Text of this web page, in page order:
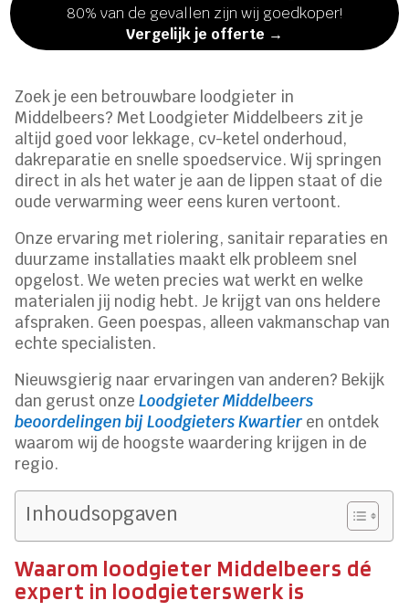
80% van de gevallen zijn wij goedkoper!
Vergelijk je offerte →
Zoek je een betrouwbare loodgieter in
Middelbeers? Met Loodgieter Middelbeers zit je
altijd goed voor lekkage, cv-ketel onderhoud,
dakreparatie en snelle spoedservice. Wij springen
direct in als het water je aan de lippen staat of die
oude verwarming weer eens kuren vertoont.
Onze ervaring met riolering, sanitair reparaties en
duurzame installaties maakt elk probleem snel
opgelost. We weten precies wat werkt en welke
materialen jij nodig hebt. Je krijgt van ons heldere
afspraken. Geen poespas, alleen vakmanschap van
echte specialisten.
Nieuwsgierig naar ervaringen van anderen? Bekijk
dan gerust onzeLoodgieter Middelbeers
beoordelingen bij Loodgieters Kwartier en ontdek
waarom wij de hoogste waardering krijgen in de
regio.
Inhoudsopgaven
Waarom loodgieter Middelbeers dé
expert in loodgieterswerk is